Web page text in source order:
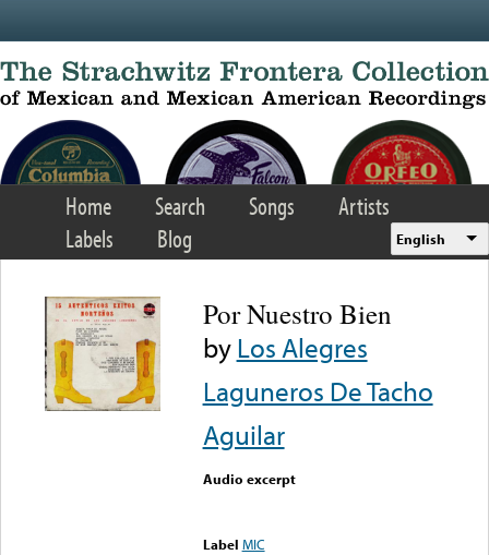
Home Search Songs
Artists
Labels
Blog English
Por Nuestro Bien
byLos Alegres
Laguneros De Tacho
Aguilar
Audio excerpt
Label MIC